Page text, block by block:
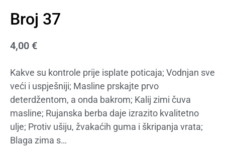
Broj 37
4,00 €
Kakve su kontrole prije isplate poticaja; Vodnjan sve
veći i uspješniji; Masline prskajte prvo
deterdžentom, a onda bakrom; Kalij zimi čuva
masline; Rujanska berba daje izrazito kvalitetno
ulje; Protiv ušiju, žvakaćih guma i škripanja vrata;
Blaga zima s…